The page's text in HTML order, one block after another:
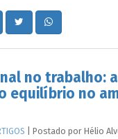
no trabalho: a
equilíbrio no
Postado por Hélio